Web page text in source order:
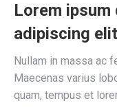
Lorem
adipiscing elit
Nullam in massa ac
Maecenas varius
quam, tempus et